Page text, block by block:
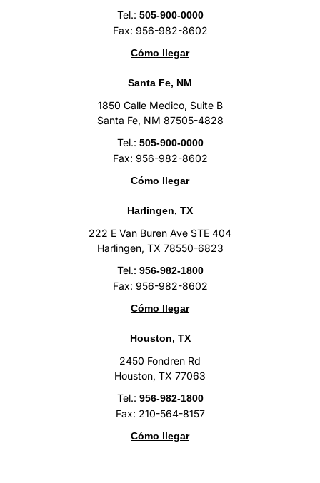
Tel.: 505-900-0000
Fax: 956-982-8602
Cómo llegar
Santa Fe, NM
1850 Calle Medico, Suite B
Santa Fe, NM 87505-4828
Tel.: 505-900-0000
Fax: 956-982-8602
Cómo llegar
Harlingen, TX
222 E Van Buren Ave STE 404
Harlingen, TX 78550-6823
Tel.: 956-982-1800
Fax: 956-982-8602
Cómo llegar
Houston, TX
2450 Fondren Rd
Houston, TX 77063
Tel.: 956-982-1800
Fax: 210-564-8157
Cómo llegar